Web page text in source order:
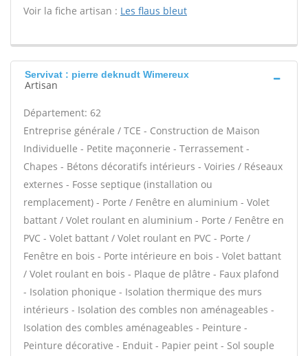
Voir la fiche artisan : Les flaus bleut
Servivat : pierre deknudt Wimereux
Artisan
Département: 62
Entreprise générale / TCE - Construction de Maison
Individuelle - Petite maçonnerie - Terrassement -
Chapes - Bétons décoratifs intérieurs - Voiries / Réseaux
externes - Fosse septique (installation ou
remplacement) - Porte / Fenêtre en aluminium - Volet
battant / Volet roulant en aluminium - Porte / Fenêtre en
PVC - Volet battant / Volet roulant en PVC - Porte /
Fenêtre en bois - Porte intérieure en bois - Volet battant
/ Volet roulant en bois - Plaque de plâtre - Faux plafond
- Isolation phonique - Isolation thermique des murs
intérieurs - Isolation des combles non aménageables -
Isolation des combles aménageables - Peinture -
Peinture décorative - Enduit - Papier peint - Sol souple